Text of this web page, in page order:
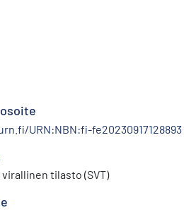
URN:NBN:fi-fe20230917128893
tilasto (SVT)